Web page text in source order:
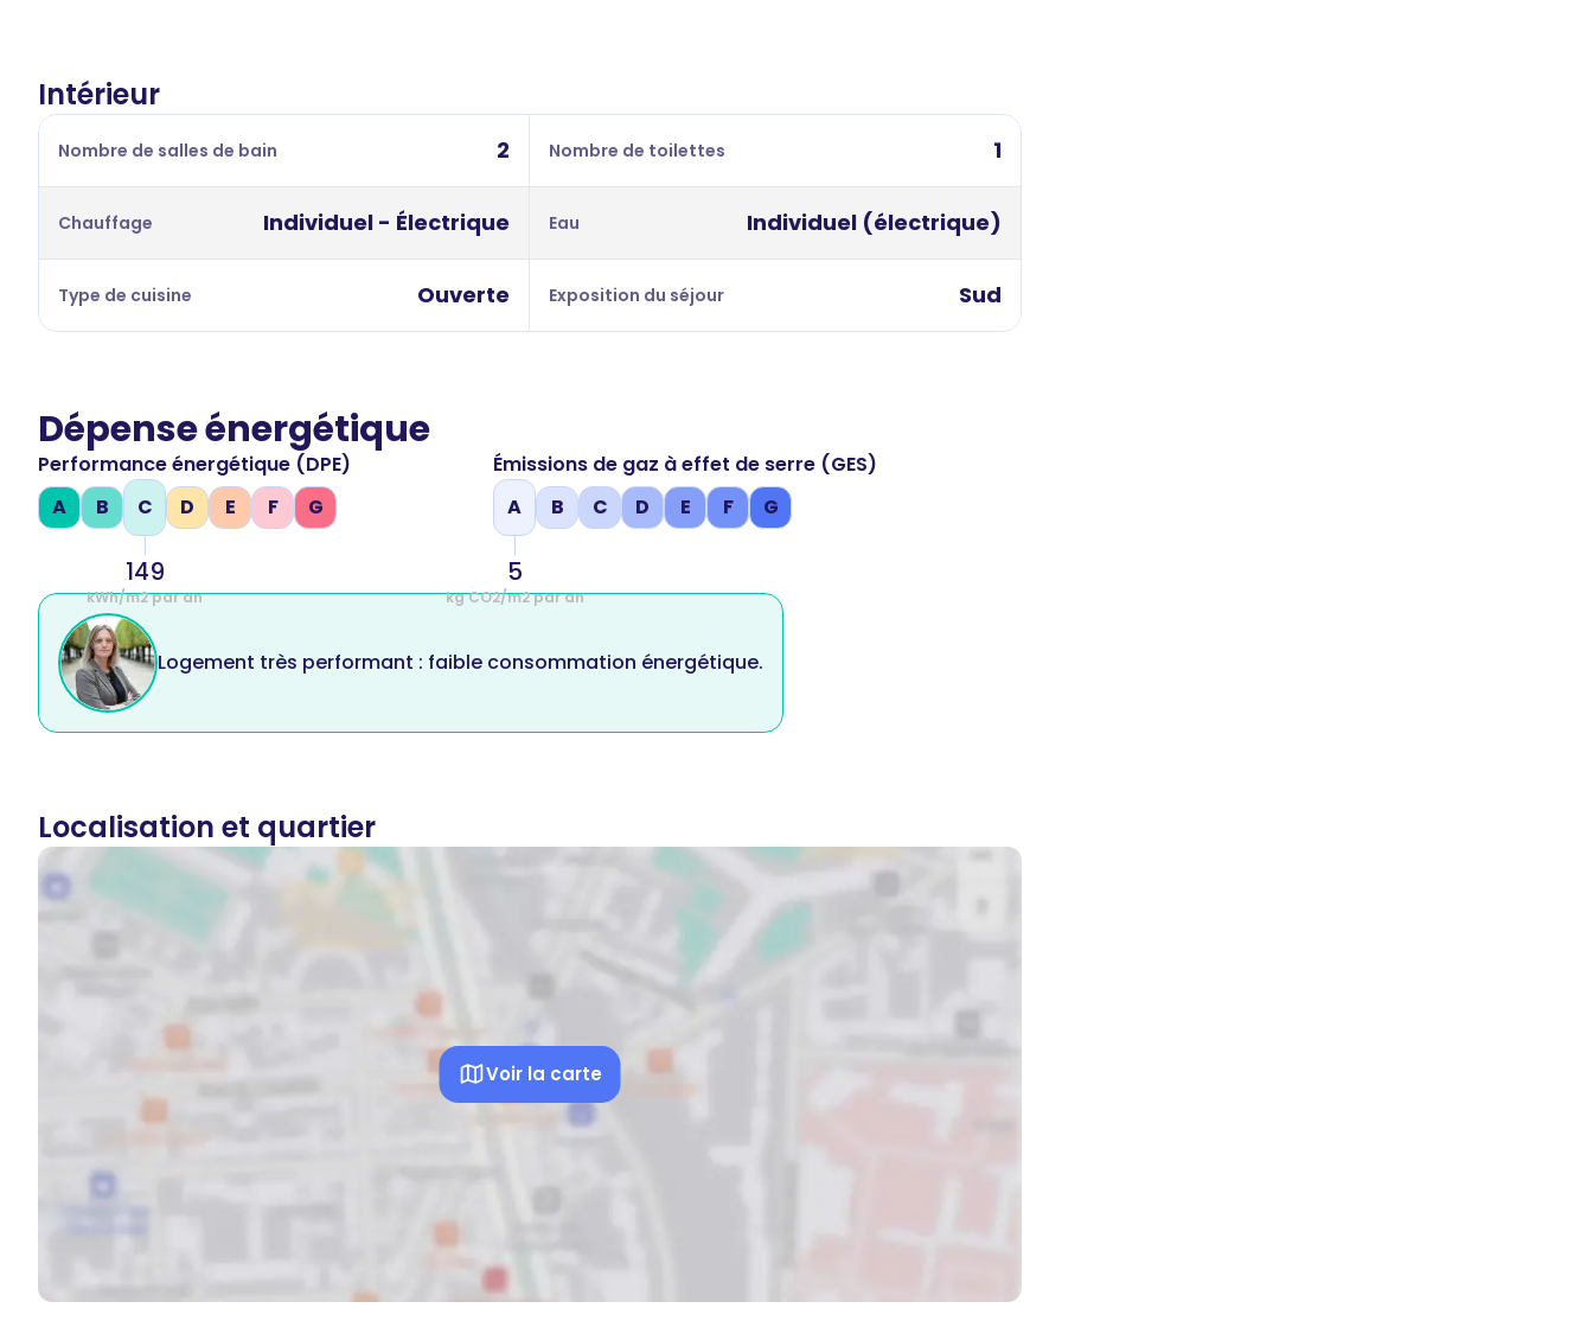
Intérieur
Nombre de salles de bain 2 Nombre de toilettes 1
Chauffage Individuel - Électrique Eau Individuel (électrique)
Type de cuisine Ouverte Exposition du séjour Sud
Dépense énergétique
Performance énergétique (DPE)
A
B C
149
kWh/m2 par an
D E F G
Émissions de gaz à effet de serre (GES)
A
5
kg CO2/m2 par an
B C D E F G
Logement très performant : faible consommation énergétique.
Localisation et quartier
Voir la carte